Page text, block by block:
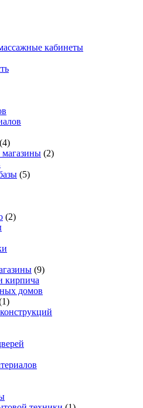
кабинеты
(4)
магазины (2)
(5)
(2)
(9)
кирпича
домов